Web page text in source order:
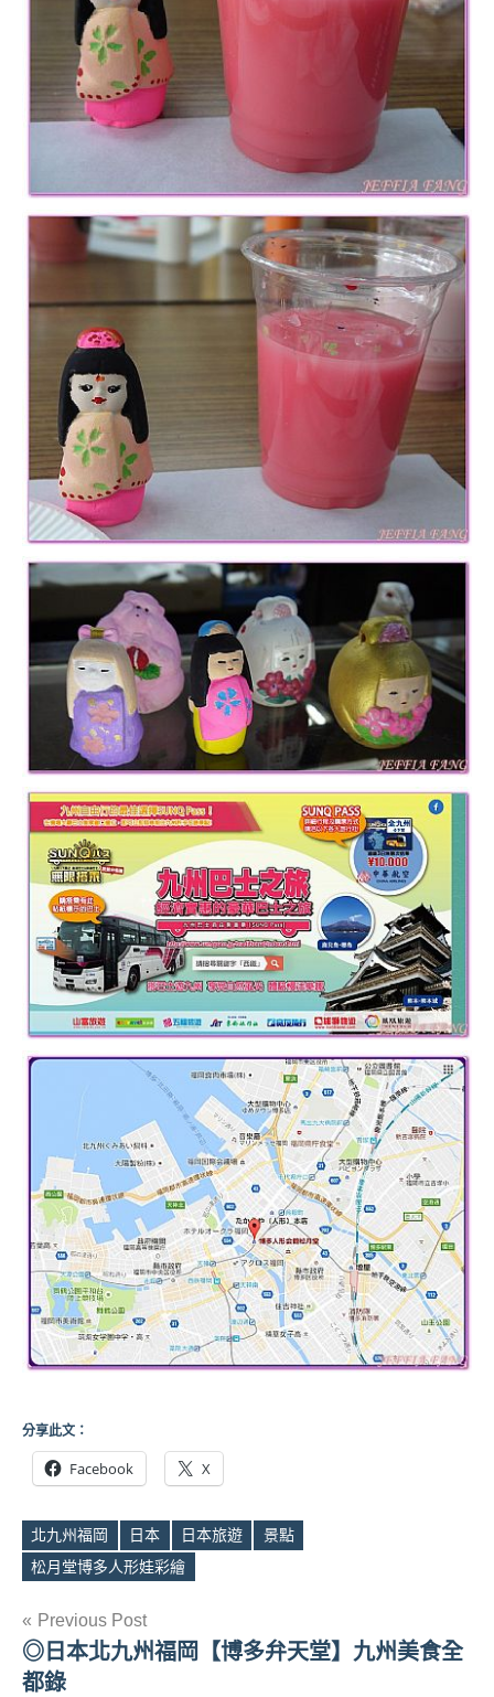
分享此文：
Facebook X
Tags
北九州福岡 日本 日本旅遊
景點
松月堂博多人形娃彩繪
文
章
Previous Post
◎日本北九州福岡【博多弁天堂】九州美食全
都錄